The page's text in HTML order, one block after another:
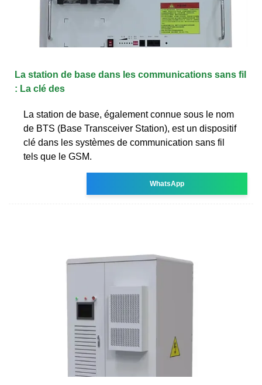
La station de base dans les communications sans fil
: La clé des
La station de base, également connue sous le nom
de BTS (Base Transceiver Station), est un dispositif
clé dans les systèmes de communication sans fil
tels que le GSM.
WhatsApp